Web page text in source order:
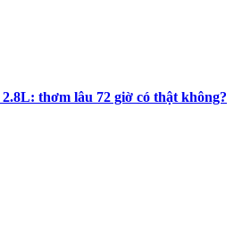
thơm lâu 72 giờ có thật không?